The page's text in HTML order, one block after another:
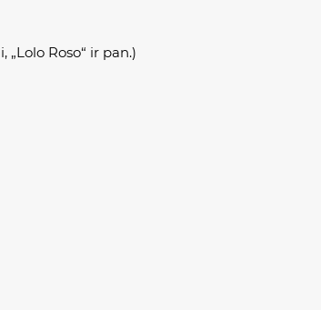
Roso“ ir pan.)